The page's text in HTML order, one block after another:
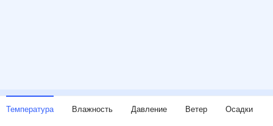
Температура Влажность Давление Ветер Осадки